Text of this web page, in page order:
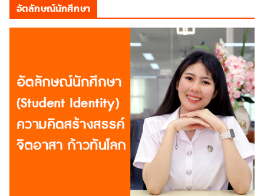
อัตลักษณ์นักศึกษา